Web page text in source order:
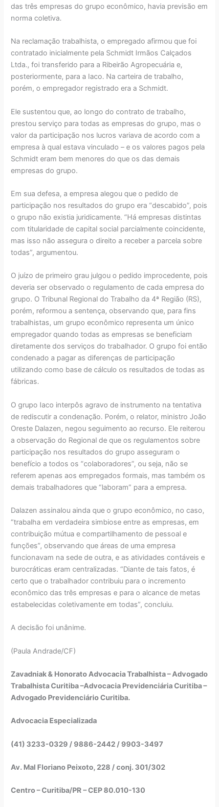
das três empresas do grupo econômico, havia previsão em
norma coletiva.
Na reclamação trabalhista, o empregado afirmou que foi
contratado inicialmente pela Schmidt Irmãos Calçados
Ltda., foi transferido para a Ribeirão Agropecuária e,
posteriormente, para a Iaco. Na carteira de trabalho,
porém, o empregador registrado era a Schmidt.
Ele sustentou que, ao longo do contrato de trabalho,
prestou serviço para todas as empresas do grupo, mas o
valor da participação nos lucros variava de acordo com a
empresa à qual estava vinculado – e os valores pagos pela
Schmidt eram bem menores do que os das demais
empresas do grupo.
Em sua defesa, a empresa alegou que o pedido de
participação nos resultados do grupo era “descabido”, pois
o grupo não existia juridicamente. “Há empresas distintas
com titularidade de capital social parcialmente coincidente,
mas isso não assegura o direito a receber a parcela sobre
todas”, argumentou.
O juízo de primeiro grau julgou o pedido improcedente, pois
deveria ser observado o regulamento de cada empresa do
grupo. O Tribunal Regional do Trabalho da 4ª Região (RS),
porém, reformou a sentença, observando que, para fins
trabalhistas, um grupo econômico representa um único
empregador quando todas as empresas se beneficiam
diretamente dos serviços do trabalhador. O grupo foi então
condenado a pagar as diferenças de participação
utilizando como base de cálculo os resultados de todas as
fábricas.
O grupo Iaco interpôs agravo de instrumento na tentativa
de rediscutir a condenação. Porém, o relator, ministro João
Oreste Dalazen, negou seguimento ao recurso. Ele reiterou
a observação do Regional de que os regulamentos sobre
participação nos resultados do grupo asseguram o
benefício a todos os “colaboradores”, ou seja, não se
referem apenas aos empregados formais, mas também os
demais trabalhadores que “laboram” para a empresa.
Dalazen assinalou ainda que o grupo econômico, no caso,
“trabalha em verdadeira simbiose entre as empresas, em
contribuição mútua e compartilhamento de pessoal e
funções”, observando que áreas de uma empresa
funcionavam na sede de outra, e as atividades contáveis e
burocráticas eram centralizadas. “Diante de tais fatos, é
certo que o trabalhador contribuiu para o incremento
econômico das três empresas e para o alcance de metas
estabelecidas coletivamente em todas”, concluiu.
A decisão foi unânime.
(Paula Andrade/CF)
Zavadniak & Honorato Advocacia Trabalhista – Advogado
Trabalhista Curitiba –Advocacia Previdenciária Curitiba –
Advogado Previdenciário Curitiba.
Advocacia Especializada
(41) 3233-0329 / 9886-2442 / 9903-3497
Av. Mal Floriano Peixoto, 228 / conj. 301/302
Centro – Curitiba/PR – CEP 80.010-130